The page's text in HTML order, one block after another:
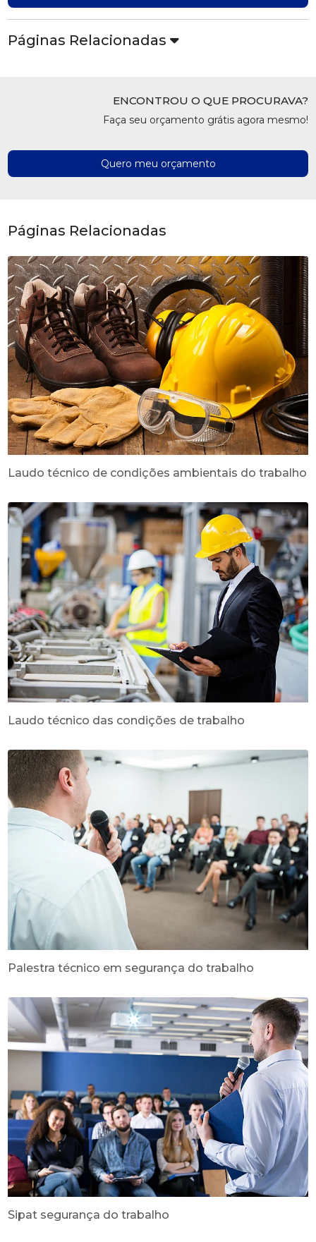
Páginas Relacionadas
ENCONTROU O QUE PROCURAVA?
Faça seu orçamento grátis agora mesmo!
Quero meu orçamento
Páginas Relacionadas
Laudo técnico de condições ambientais do trabalho
Laudo técnico das condições de trabalho
Palestra técnico em segurança do trabalho
Sipat segurança do trabalho